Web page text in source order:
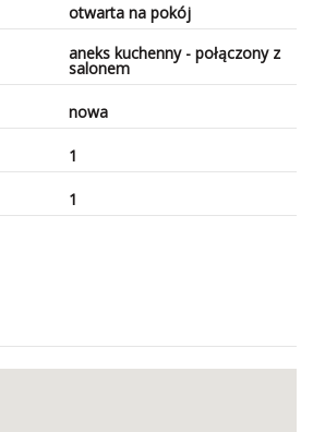
otwarta na pokój
aneks kuchenny - połączony z
salonem
nowa
1
1